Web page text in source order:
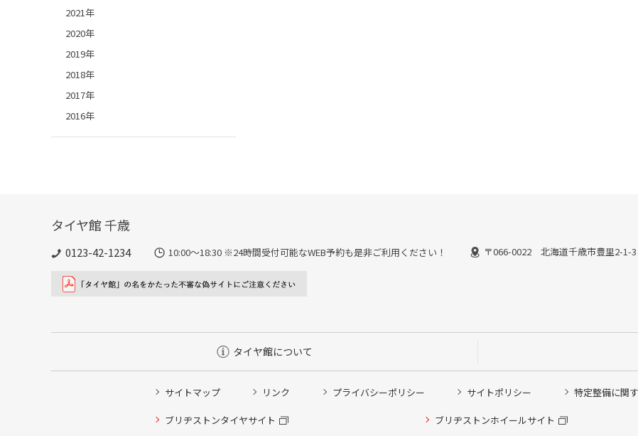
2021年
2020年
2019年
2018年
2017年
2016年
タイヤ館 千歳
0123-42-1234 10:00～18:30 ※24時間受付可能なWEB予約も是非ご利用ください！ 〒066-0022 北海道千歳市豊里2-1-3
タイヤ館について
サイトマップ リンク プライバシーポリシー サイトポリシー 特定整備に関
ブリヂストンタイヤサイト ブリヂストンホイールサイト
タイヤ点検・安全点検/タイヤ履き替え/オイル交換/その他ピット作業の予約
クローク契約会員専用タイヤ履き替え※タイヤ履き替えを希望のクローク契約会員の方はこちらを選択ください